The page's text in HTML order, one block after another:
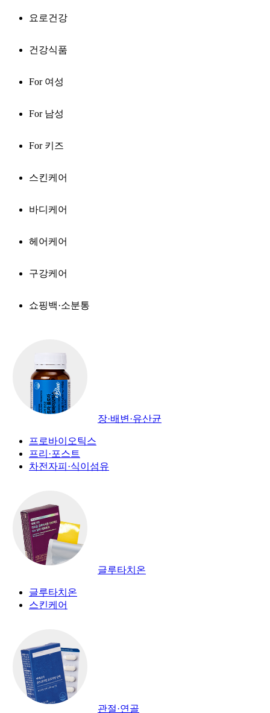
요로건강
건강식품
For 여성
For 남성
For 키즈
스킨케어
바디케어
헤어케어
구강케어
쇼핑백·소분통
장·배변·유산균
프로바이오틱스
프리·포스트
차전자피·식이섬유
글루타치온
글루타치온
스킨케어
관절·연골